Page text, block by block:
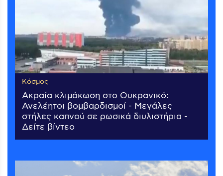
Κόσμος
Ακραία κλιμάκωση στο Ουκρανικό:
Ανελέητοι βομβαρδισμοί - Μεγάλες
στήλες καπνού σε ρωσικά διυλιστήρια -
Δείτε βίντεο